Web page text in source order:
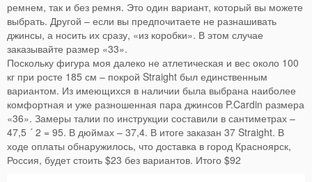
ремнем, так и без ремня. Это один вариант, который вы можете
выбрать. Другой – если вы предпочитаете не разнашивать
джинсы, а носить их сразу, «из коробки». В этом случае
заказывайте размер «33».
Поскольку фигура моя далеко не атлетическая и вес около 100
кг при росте 185 см – покрой Straight был единственным
вариантом. Из имеющихся в наличии была выбрана наиболее
комфортная и уже разношенная пара джинсов P.Cardin размера
«36». Замеры талии по инструкции составили в сантиметрах –
47,5 ´ 2 = 95. В дюймах – 37,4. В итоге заказан 37 Straight. В
ходе оплаты обнаружилось, что доставка в город Красноярск,
Россия, будет стоить $23 без вариантов. Итого $92